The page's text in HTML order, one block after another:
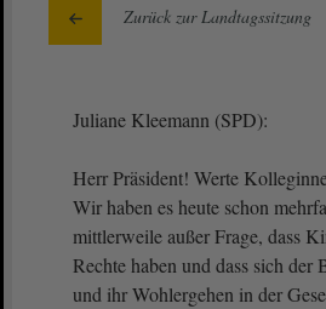
Zurück zur Landtagssitzung
Juliane Kleemann (SPD):
Herr Präsident! Werte
Wir haben es heute schon
mittlerweile außer Frage, dass
Rechte haben und dass sich
und ihr Wohlergehen in der